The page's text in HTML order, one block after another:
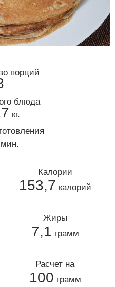
порций
блюда
кг.
мин.
Калории
153,7 калорий
Жиры
7,1 грамм
Расчет на
100 грамм